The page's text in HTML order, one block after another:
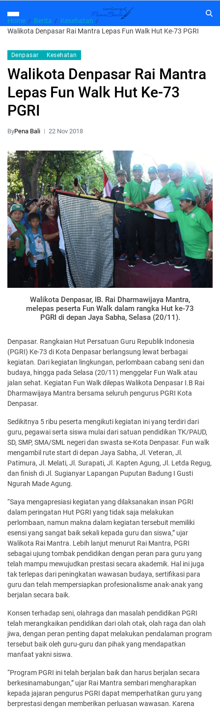
Home Berita
Kesehatan
Walikota Denpasar Rai Mantra Lepas Fun Walk Hut Ke-73 PGRI
Denpasar Kesehatan
Walikota Denpasar Rai Mantra
Lepas Fun Walk Hut Ke-73
PGRI
ByPena Bali 22 Nov 2018
Walikota Denpasar, IB. Rai Dharmawijaya Mantra,
melepas peserta Fun Walk dalam rangka Hut ke-73
PGRI di depan Jaya Sabha, Selasa (20/11).
Denpasar. Rangkaian Hut Persatuan Guru Republik Indonesia
(PGRI) Ke-73 di Kota Denpasar berlangsung lewat berbagai
kegiatan. Dari kegiatan lingkungan, perlombaan cabang seni dan
budaya, hingga pada Selasa (20/11) menggelar Fun Walk atau
jalan sehat. Kegiatan Fun Walk dilepas Walikota Denpasar I.B Rai
Dharmawijaya Mantra bersama seluruh pengurus PGRI Kota
Denpasar.
Sedikitnya 5 ribu peserta mengikuti kegiatan ini yang terdiri dari
guru, pegawai serta siswa mulai dari satuan pendidikan TK/PAUD,
SD, SMP, SMA/SML negeri dan swasta se-Kota Denpasar. Fun walk
mengambil rute start di depan Jaya Sabha, Jl. Veteran, Jl.
Patimura, Jl. Melati, Jl. Surapati, Jl. Kapten Agung, Jl. Letda Regug,
dan finish di Jl. Sugianyar Lapangan Puputan Badung I Gusti
Ngurah Made Agung.
“Saya mengapresiasi kegiatan yang dilaksanakan insan PGRI
dalam peringatan Hut PGRI yang tidak saja melakukan
perlombaan, namun makna dalam kegiatan tersebuit memiliki
esensi yang sangat baik sekali kepada guru dan siswa,” ujar
Walikota Rai Mantra. Lebih lanjut menurut Rai Mantra, PGRI
sebagai ujung tombak pendidikan dengan peran para guru yang
telah mampu mewujudkan prestasi secara akademik. Hal ini juga
tak terlepas dari peningkatan wawasan budaya, sertifikasi para
guru dan telah mempersiapkan profesionalisme anak-anak yang
berjalan secara baik.
Konsen terhadap seni, olahraga dan masalah pendidikan PGRI
telah merangkaikan pendidikan dari olah otak, olah raga dan olah
jiwa, dengan peran penting dapat melakukan pendalaman program
tersebut baik oleh guru-guru dan pihak yang mendapatkan
manfaat yakni siswa.
“Program PGRI ini telah berjalan baik dan harus berjalan secara
berkesinamabungan,” ujar Rai Mantra sembari mengharapkan
kepada jajaran pengurus PGRI dapat memperhatikan guru yang
berprestasi dengan memberikan perluasan wawasan. Karena